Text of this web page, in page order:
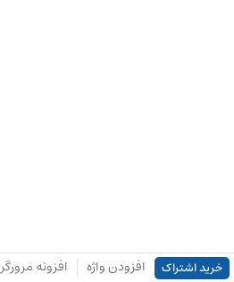
خرید اشتراک افزودن واژه افزونه مرورگر